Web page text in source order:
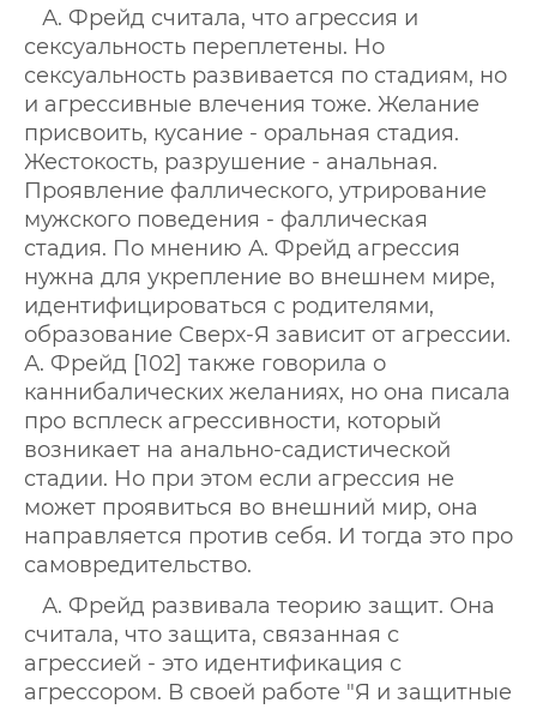
А. Фрейд считала, что агрессия и
сексуальность переплетены. Но
сексуальность развивается по стадиям, но
и агрессивные влечения тоже. Желание
присвоить, кусание - оральная стадия.
Жестокость, разрушение - анальная.
Проявление фаллического, утрирование
мужского поведения - фаллическая
стадия. По мнению А. Фрейд агрессия
нужна для укрепление во внешнем мире,
идентифицироваться с родителями,
образование Сверх-Я зависит от агрессии.
А. Фрейд [102] также говорила о
каннибалических желаниях, но она писала
про всплеск агрессивности, который
возникает на анально-садистической
стадии. Но при этом если агрессия не
может проявиться во внешний мир, она
направляется против себя. И тогда это про
самовредительство.
А. Фрейд развивала теорию защит. Она
считала, что защита, связанная с
агрессией - это идентификация с
агрессором. В своей работе "Я и защитные